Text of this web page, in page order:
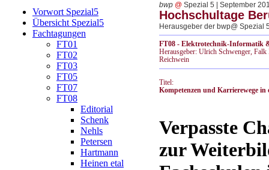
bwp @ Spezial 5 | September
Hochschultage
Herausgeber der bwp@ Spezial
FT08 - Elektrotechnik-Informatik
Herausgeber: Ulrich Schwenger,
Reichwein
Titel:
Kompetenzen und Karrierewege
Verpasste
zur
Vorwort Spezial5
Übersicht Spezial5
Fachtagungen
FT01
FT02
FT03
FT05
FT07
FT08
Editorial
Schenk
Nehls
Petersen
Hartmann
Heinen etal